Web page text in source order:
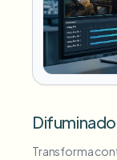
Transforma